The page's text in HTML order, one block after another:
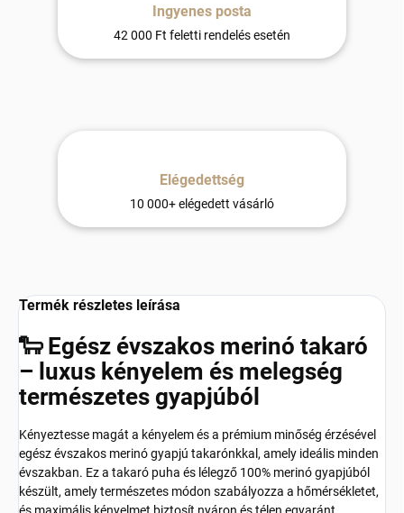
Ingyenes posta
42 000 Ft feletti rendelés esetén
Elégedettség
10 000+ elégedett vásárló
Termék részletes leírása
🐑 Egész évszakos merinó takaró
– luxus kényelem és melegség
természetes gyapjúból
Kényeztesse magát a kényelem és a prémium minőség érzésével
egész évszakos merinó gyapjú takarónkkal, amely ideális minden
évszakban. Ez a takaró puha és lélegző 100% merinó gyapjúból
készült, amely természetes módon szabályozza a hőmérsékletet,